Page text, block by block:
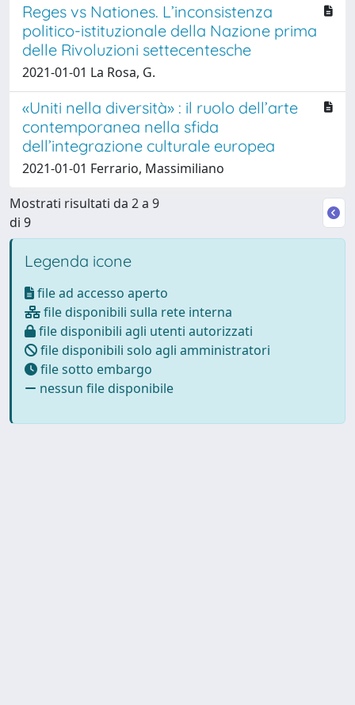
Reges vs Nationes. L’inconsistenza
politico-istituzionale della Nazione prima
delle Rivoluzioni settecentesche
2021-01-01 La Rosa, G.
«Uniti nella diversità» : il ruolo dell’arte
contemporanea nella sfida
dell’integrazione culturale europea
2021-01-01 Ferrario, Massimiliano
Mostrati risultati da 2 a 9
di 9
Legenda icone
file ad accesso aperto
file disponibili sulla rete interna
file disponibili agli utenti autorizzati
file disponibili solo agli amministratori
file sotto embargo
nessun file disponibile